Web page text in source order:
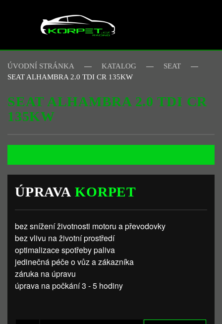
Skip to main content
ÚVODNÍ STRÁNKA KATALOG
SEAT
SEAT ALHAMBRA 2.0 TDI CR 135KW
SEAT ALHAMBRA 2.0 TDI CR
135KW
ÚPRAVAKORPET
bez snížení životnosti motoru a převodovky
bez vlivu na životní prostředí
optimalizace spotřeby paliva
jedinečná péče o vůz a zákazníka
záruka na úpravu
úprava na počkání 3 - 5 hodiny